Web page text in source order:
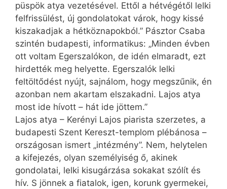
püspök atya vezetésével. Ettől a hétvégétől lelki
felfrissülést, új gondolatokat várok, hogy kissé
kiszakadjak a hétköznapokból.” Pásztor Csaba
szintén budapesti, informatikus: „Minden évben
ott voltam Egerszalókon, de idén elmaradt, ezt
hirdették meg helyette. Egerszalók lelki
feltöltődést nyújt, sajnálom, hogy megszűnik, én
azonban nem akartam elszakadni. Lajos atya
most ide hívott – hát ide jöttem.”
Lajos atya – Kerényi Lajos piarista szerzetes, a
budapesti Szent Kereszt-templom plébánosa –
országosan ismert „intézmény”. Nem, helytelen
a kifejezés, olyan személyiség ő, akinek
gondolatai, lelki kisugárzása sokakat szólít és
hív. S jönnek a fiatalok, igen, korunk gyermekei,